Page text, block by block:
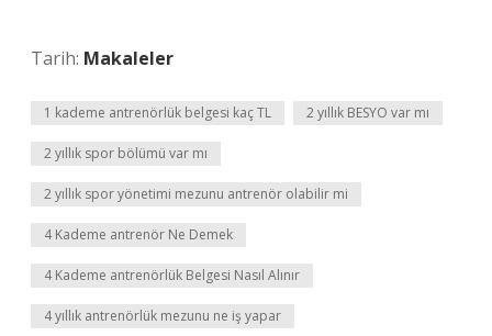
Tarih: Makaleler
1 kademe antrenörlük belgesi kaç TL 2 yıllık BESYO var mı
2 yıllık spor bölümü var mı
2 yıllık spor yönetimi mezunu antrenör olabilir mi
4 Kademe antrenör Ne Demek
4 Kademe antrenörlük Belgesi Nasıl Alınır
4 yıllık antrenörlük mezunu ne iş yapar